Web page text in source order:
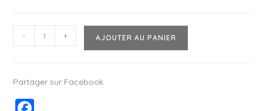
- + AJOUTER AU PANIER
Partager sur Facebook